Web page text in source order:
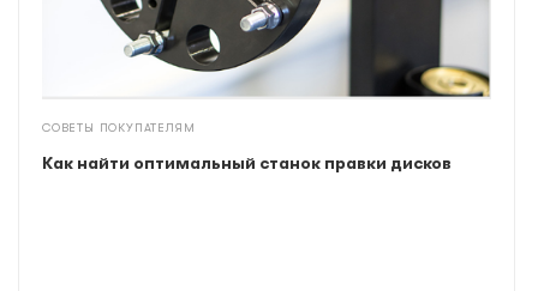
СОВЕТЫ ПОКУПАТЕЛЯМ
Как найти оптимальный станок правки дисков